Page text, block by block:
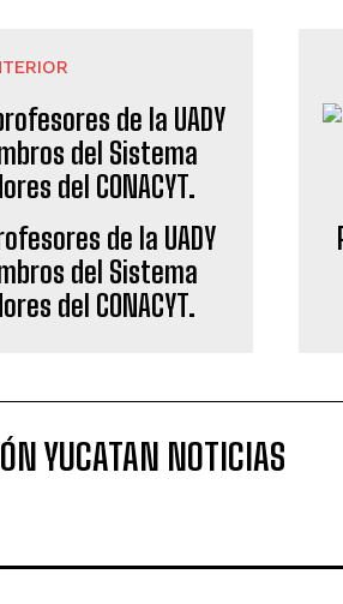
de la UADY
del Sistema
del CONACYT.
YUCATAN NOTICIAS